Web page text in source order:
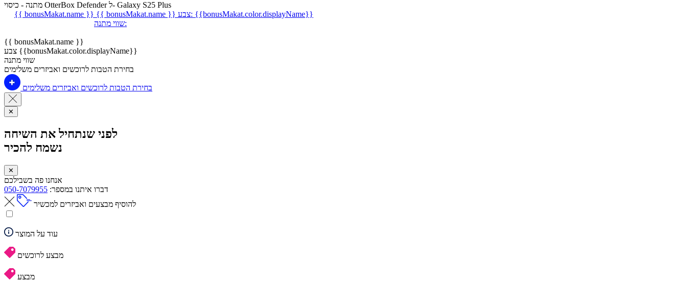
מתנה - כיסוי OtterBox Defender ל- Galaxy S25 Plus
{{ bonusMakat.name }} {{ bonusMakat.name }} צבע: {{bonusMakat.color.displayName}}
שווי מתנה:
{{ bonusMakat.name }}
צבע {{bonusMakat.color.displayName}}
שווי מתנה
בחירת הטבות לרוכשים ואביזרים משלימים
בחירת הטבות לרוכשים ואביזרים משלימים
✕
לפני שנתחיל את השיחה
נשמח להכיר
✕
אנחנו פה בשבילכם
דברו איתנו במספר: 050-7079955
להוסיף מבצעים ואביזרים למכשיר
עוד על המוצר
מבצע לרוכשים
מבצע